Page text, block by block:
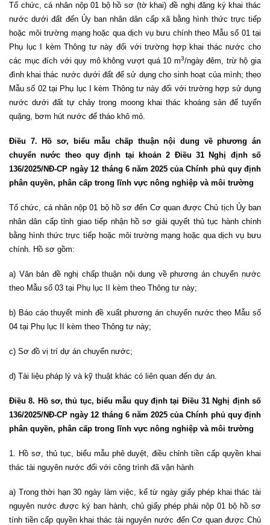
Tổ chức, cá nhân nộp 01 bộ hồ sơ (tờ khai) đề nghị đăng ký khai thác
nước dưới đất đến Ủy ban nhân dân cấp xã bằng hình thức trực tiếp
hoặc môi trường mạng hoặc qua dịch vụ bưu chính theo Mẫu số 01 tại
Phụ lục I kèm Thông tư này đối với trường hợp khai thác nước cho
các mục đích với quy mô không vượt quá 10 m3/ngày đêm, trừ hộ gia
đình khai thác nước dưới đất để sử dụng cho sinh hoạt của mình; theo
Mẫu số 02 tại Phụ lục I kèm Thông tư này đối với trường hợp sử dụng
nước dưới đất tự chảy trong moong khai thác khoáng sản để tuyển
quặng, bơm hút nước để tháo khô mỏ.
Điều 7. Hồ sơ, biểu mẫu chấp thuận nội dung về phương án
chuyển nước theo quy định tại khoản 2 Điều 31 Nghị định số
136/2025/NĐ-CP ngày 12 tháng 6 năm 2025 của Chính phủ quy định
phân quyền, phân cấp trong lĩnh vực nông nghiệp và môi trường
Tổ chức, cá nhân nộp 01 bộ hồ sơ đến Cơ quan được Chủ tịch Ủy ban
nhân dân cấp tỉnh giao tiếp nhận hồ sơ giải quyết thủ tục hành chính
bằng hình thức trực tiếp hoặc môi trường mạng hoặc qua dịch vụ bưu
chính. Hồ sơ gồm:
a) Văn bản đề nghị chấp thuận nội dung về phương án chuyển nước
theo Mẫu số 03 tại Phụ lục II kèm theo Thông tư này;
b) Báo cáo thuyết minh đề xuất phương án chuyển nước theo Mẫu số
04 tại Phụ lục II kèm theo Thông tư này;
c) Sơ đồ vị trí dự án chuyển nước;
d) Tài liệu pháp lý và kỹ thuật khác có liên quan đến dự án.
Điều 8. Hồ sơ, thủ tục, biểu mẫu quy định tại Điều 31 Nghị định số
136/2025/NĐ-CP ngày 12 tháng 6 năm 2025 của Chính phủ quy định
phân quyền, phân cấp trong lĩnh vực nông nghiệp và môi trường
1. Hồ sơ, thủ tục, biểu mẫu phê duyệt, điều chỉnh tiền cấp quyền khai
thác tài nguyên nước đối với công trình đã vận hành
a) Trong thời hạn 30 ngày làm việc, kể từ ngày giấy phép khai thác tài
nguyên nước được ký ban hành, chủ giấy phép phải nộp 01 bộ hồ sơ
tính tiền cấp quyền khai thác tài nguyên nước đến Cơ quan được Chủ